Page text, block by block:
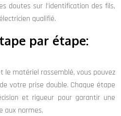
doutes sur l’identification des fils,
qualifié.
par étape:
le matériel rassemblé, vous pouvez
votre prise double. Chaque étape
et rigueur pour garantir une
aux normes.